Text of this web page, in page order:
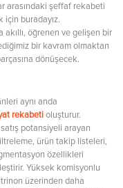
arasındaki şeffaf rekabeti
için buradayız.
akıllı, öğrenen ve gelişen bir
bir kavram olmaktan
dönüşecek.
aynı anda
rekabetioluşturur.
potansiyeli arayan
ürün takip listeleri,
özellikleri
Yüksek komisyonlu
üzerinden daha